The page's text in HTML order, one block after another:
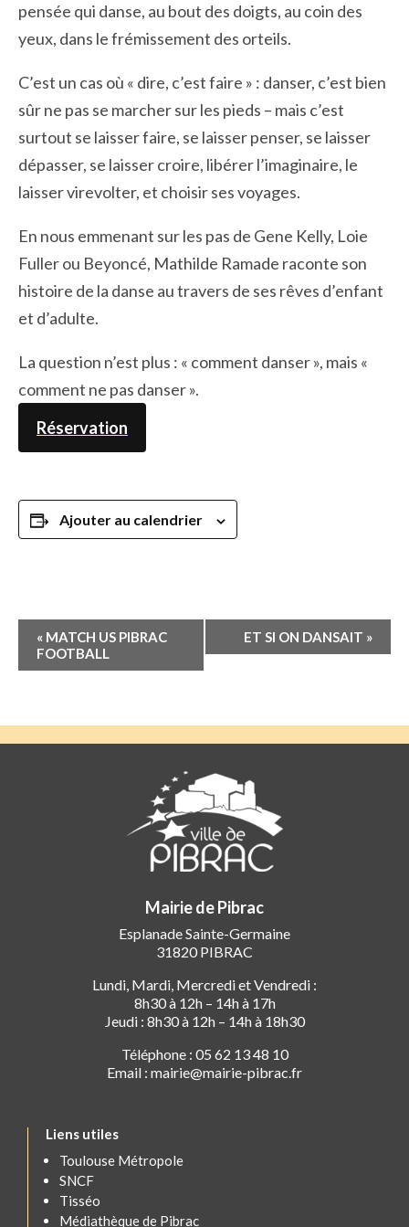
pensée qui danse, au bout des doigts, au coin des
yeux, dans le frémissement des orteils.
C’est un cas où « dire, c’est faire » : danser, c’est bien
sûr ne pas se marcher sur les pieds – mais c’est
surtout se laisser faire, se laisser penser, se laisser
dépasser, se laisser croire, libérer l’imaginaire, le
laisser virevolter, et choisir ses voyages.
En nous emmenant sur les pas de Gene Kelly, Loie
Fuller ou Beyoncé, Mathilde Ramade raconte son
histoire de la danse au travers de ses rêves d’enfant
et d’adulte.
La question n’est plus : « comment danser », mais «
comment ne pas danser ».
Réservation
Ajouter au calendrier
Navigation
Évènement
« MATCH US PIBRAC
FOOTBALL
ET SI ON DANSAIT »
Mairie de Pibrac
Esplanade Sainte-Germaine
31820 PIBRAC
Lundi, Mardi, Mercredi et Vendredi :
8h30 à 12h – 14h à 17h
Jeudi : 8h30 à 12h – 14h à 18h30
Téléphone : 05 62 13 48 10
Email : mairie@mairie-pibrac.fr
Liens utiles
Toulouse Métropole
SNCF
Tisséo
Médiathèque de Pibrac